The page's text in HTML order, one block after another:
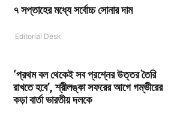
৭ সপ্তাহের মধ্যে সর্বোচ্চ সোনার দাম
Editorial Desk
‘প্রথম বল থেকেই সব প্রশ্নের উত্তর তৈরি
রাখতে হবে’, শ্রীলঙ্কা সফরের আগে গম্ভীরের
কড়া বার্তা ভারতীয় দলকে